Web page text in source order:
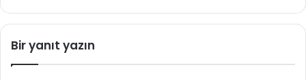
Bir yanıt yazın